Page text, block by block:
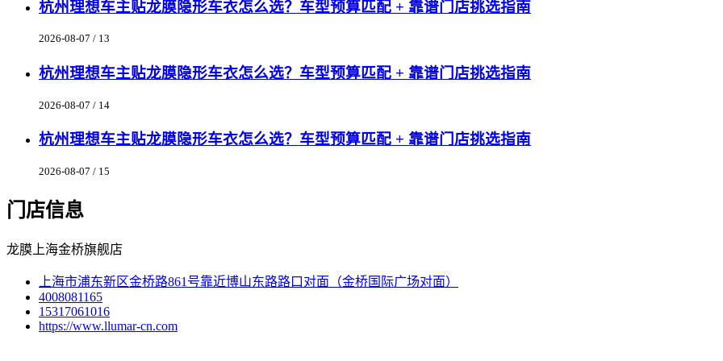
杭州理想车主贴龙膜隐形车衣怎么选？车型预算匹配 + 靠谱门店挑选指南
2026-08-07 / 13
杭州理想车主贴龙膜隐形车衣怎么选？车型预算匹配 + 靠谱门店挑选指南
2026-08-07 / 14
杭州理想车主贴龙膜隐形车衣怎么选？车型预算匹配 + 靠谱门店挑选指南
2026-08-07 / 15
门店信息
龙膜上海金桥旗舰店
上海市浦东新区金桥路861号靠近博山东路路口对面（金桥国际广场对面）
4008081165
15317061016
https://www.llumar-cn.com